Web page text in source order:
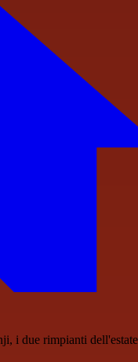
i due rimpianti dell'estate